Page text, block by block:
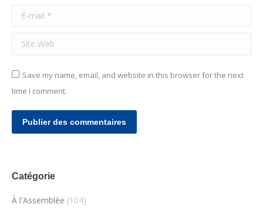
E-mail *
Site Web
Save my name, email, and website in this browser for the next
time I comment.
Publier des commentaires
Catégorie
À l'Assemblée (104)